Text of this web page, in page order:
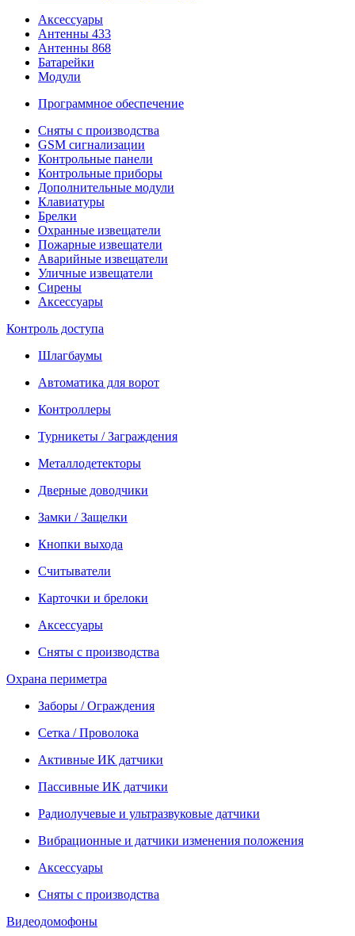
Аксессуары
Антенны 433
Антенны 868
Батарейки
Модули
Программное обеспечение
Сняты с производства
GSM сигнализации
Контрольные панели
Контрольные приборы
Дополнительные модули
Клавиатуры
Брелки
Охранные извещатели
Пожарные извещатели
Аварийные извещатели
Уличные извещатели
Сирены
Аксессуары
Контроль доступа
Шлагбаумы
Автоматика для ворот
Контроллеры
Турникеты / Заграждения
Металлодетекторы
Дверные доводчики
Замки / Защелки
Кнопки выхода
Считыватели
Карточки и брелоки
Аксессуары
Сняты с производства
Охрана периметра
Заборы / Ограждения
Сетка / Проволока
Активные ИК датчики
Пассивные ИК датчики
Радиолучевые и ультразвуковые датчики
Вибрационные и датчики изменения положения
Аксессуары
Сняты с производства
Видеодомофоны